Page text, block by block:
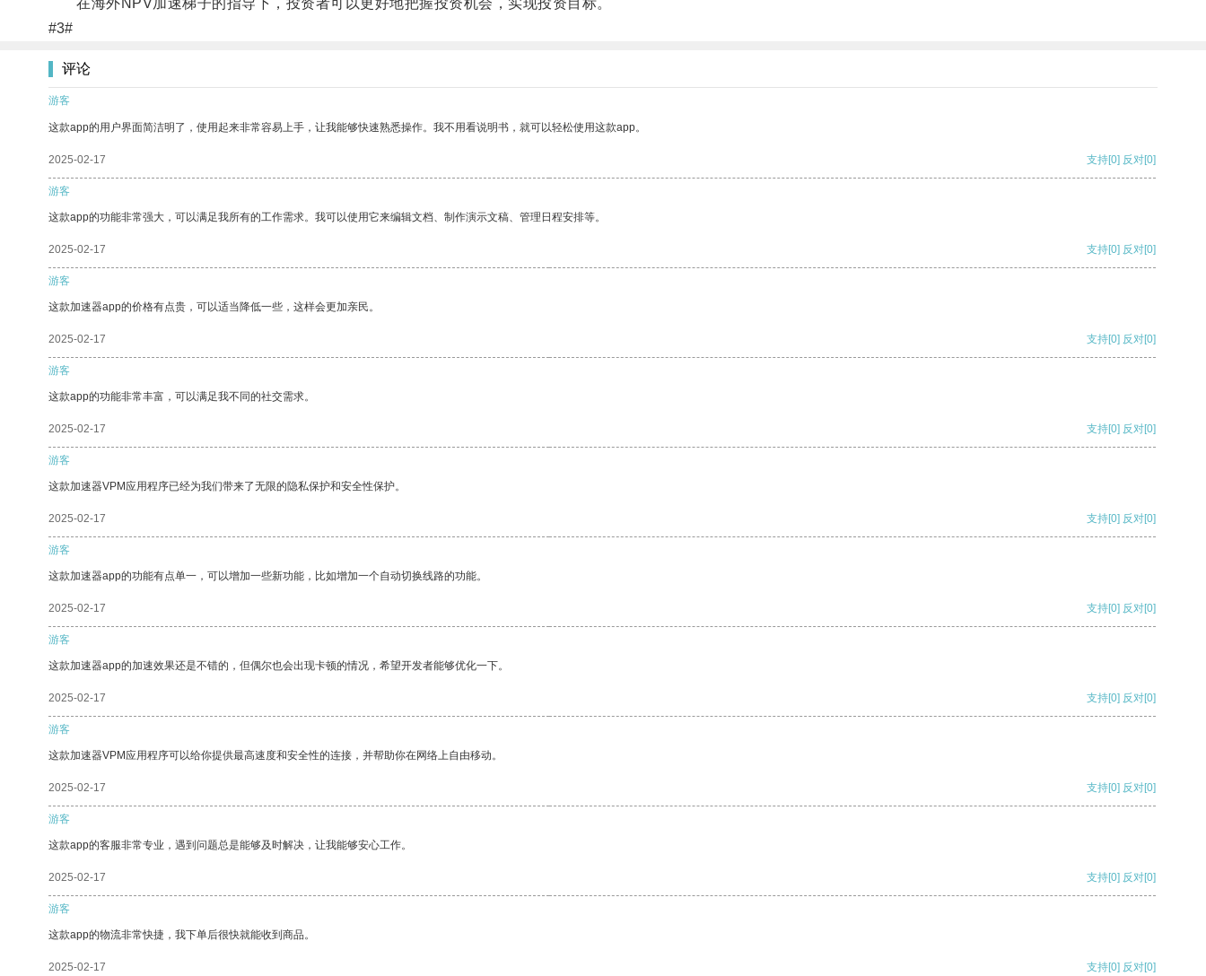
在海外NPV加速梯子的指导下，投资者可以更好地把握投资机会，实现投资目标。
#3#
评论
游客
这款app的用户界面简洁明了，使用起来非常容易上手，让我能够快速熟悉操作。我不用看说明书，就可以轻松使用这款app。
2025-02-17 支持[0] 反对[0]
游客
这款app的功能非常强大，可以满足我所有的工作需求。我可以使用它来编辑文档、制作演示文稿、管理日程安排等。
2025-02-17 支持[0] 反对[0]
游客
这款加速器app的价格有点贵，可以适当降低一些，这样会更加亲民。
2025-02-17 支持[0] 反对[0]
游客
这款app的功能非常丰富，可以满足我不同的社交需求。
2025-02-17 支持[0] 反对[0]
游客
这款加速器VPM应用程序已经为我们带来了无限的隐私保护和安全性保护。
2025-02-17 支持[0] 反对[0]
游客
这款加速器app的功能有点单一，可以增加一些新功能，比如增加一个自动切换线路的功能。
2025-02-17 支持[0] 反对[0]
游客
这款加速器app的加速效果还是不错的，但偶尔也会出现卡顿的情况，希望开发者能够优化一下。
2025-02-17 支持[0] 反对[0]
游客
这款加速器VPM应用程序可以给你提供最高速度和安全性的连接，并帮助你在网络上自由移动。
2025-02-17 支持[0] 反对[0]
游客
这款app的客服非常专业，遇到问题总是能够及时解决，让我能够安心工作。
2025-02-17 支持[0] 反对[0]
游客
这款app的物流非常快捷，我下单后很快就能收到商品。
2025-02-17 支持[0] 反对[0]